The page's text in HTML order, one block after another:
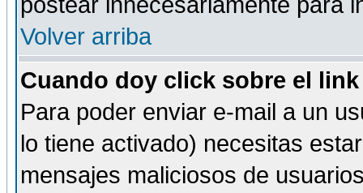
Volver arriba
Cuando doy click sobre el
Para poder enviar e-mail a un
lo tiene activado) necesitas
mensajes maliciosos de